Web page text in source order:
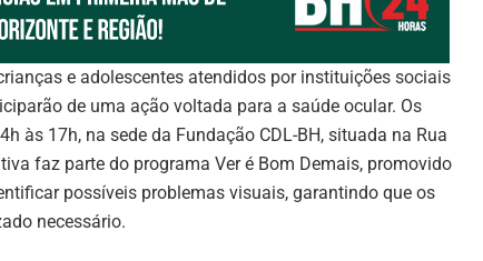
e adolescentes atendidos por instituições sociais
de uma ação voltada para a saúde ocular. Os
às 17h, na sede da Fundação CDL-BH, situada na Rua
faz parte do programa Ver é Bom Demais, promovido
possíveis problemas visuais, garantindo que os
necessário.